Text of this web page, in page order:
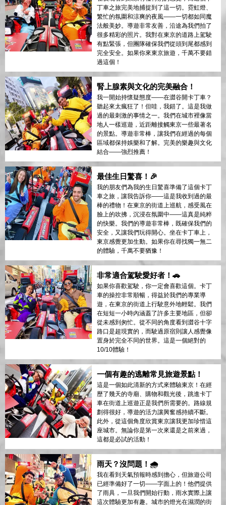
丁車之旅完美地捕捉到了這一切。霓虹燈、
繁忙的氛圍和涼爽的夜風——一切都如同魔
法般美妙。導遊非常友善，沿途為我們拍了
很多精彩的照片。我對在東京的道路上駕駛
有點緊張，但團隊確保我們從頭到尾都感到
完全安全。如果你來東京旅遊，千萬不要錯
過這個！
腎上腺素與文化的完美融合！
我一開始持懷疑態度——在澀谷開卡丁車？
聽起來太瘋狂了！但哇，我錯了。這是我做
過的最刺激的事情之一。我們在城市裡像當
地人一樣巡遊，近距離接觸東京一些最著名
的景點。導遊非常棒，讓我們在經過的每個
區域都保持娛樂和了解。完美的樂趣與文化
結合——強烈推薦！
最佳生日驚喜！🎉
我的朋友們為我的生日驚喜準備了這個卡丁
車之旅，讓我告訴你——這是我收到過的最
棒的禮物！在東京的街道上巡航，感受風在
臉上的吹拂，沉浸在氛圍中——這真是純粹
的快樂。我們的導遊非常棒，既確保我們的
安全，又讓我們玩得開心。坐在卡丁車上，
東京感覺更加生動。如果你在尋找獨一無二
的體驗，千萬不要猶豫！
非常適合駕駛愛好者！🚗
如果你喜歡駕駛，你一定會喜歡這個。卡丁
車的操控非常順暢，得益於我們的專業導
遊，在東京的街道上行駛意外地輕鬆。我們
在短短一小時內涵蓋了許多主要地區，但卻
從未感到匆忙。從不同的角度看到澀谷十字
路口是超現實的，而駛過原宿則讓人感覺像
置身於完全不同的世界。這是一個絕對的
10/10體驗！
一個有趣的逃離常見旅遊景點！
這是一個如此清新的方式來體驗東京！在經
歷了幾天的寺廟、購物和觀光後，跳進卡丁
車在街道上巡遊正是我們所需要的。路線規
劃得很好，導遊的活力讓興奮感持續不斷。
此外，從這個角度欣賞東京讓我更加珍惜這
座城市。無論你是第一次來還是之前來過，
這都是必試的活動！
雨天？沒問題！🌧️
我在看到天氣預報時感到擔心，但旅遊公司
已經準備好了一切——字面上的！他們提供
了雨具，一旦我們開始行動，雨水實際上讓
這次體驗更加有趣。城市的燈光在濕潤的街